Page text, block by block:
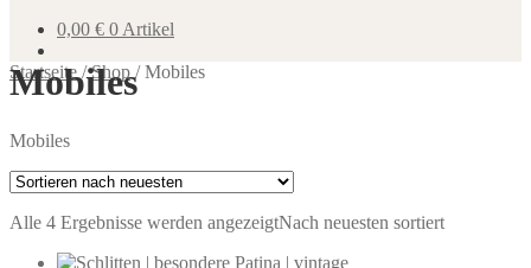
0,00 € 0 Artikel
Startseite /Shop /Mobiles
Mobiles
Mobiles
Alle 4 Ergebnisse werden angezeigtNach neuesten sortiert